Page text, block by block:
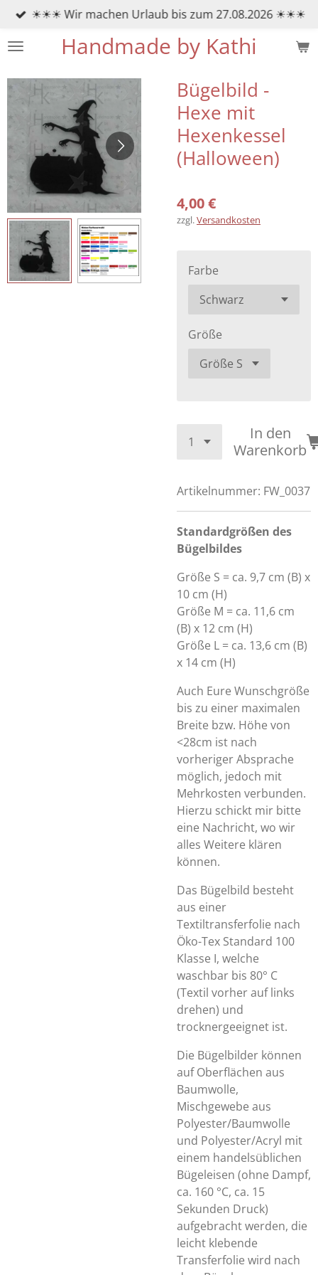
Zum
springen
Handmade by Kathi
☀☀☀ Wir machen Urlaub bis zum 27.08.2026 ☀☀☀
Bügelbild -
Hexe mit
Hexenkessel
(Halloween)
4,00 €
zzgl.Versandkosten
Farbe
Größe
In den
Warenkorb
Artikelnummer: FW_0037
Standardgrößen des
Bügelbildes
Größe S = ca. 9,7 cm (B) x
10 cm (H)
Größe M = ca. 11,6 cm
(B) x 12 cm (H)
Größe L = ca. 13,6 cm (B)
x 14 cm (H)
Auch Eure Wunschgröße
bis zu einer maximalen
Breite bzw. Höhe von
<28cm ist nach
vorheriger Absprache
möglich, jedoch mit
Mehrkosten verbunden.
Hierzu schickt mir bitte
eine Nachricht, wo wir
alles Weitere klären
können.
Das Bügelbild besteht
aus einer
Textiltransferfolie nach
Öko-Tex Standard 100
Klasse I, welche
waschbar bis 80° C
(Textil vorher auf links
drehen) und
trocknergeeignet ist.
Die Bügelbilder können
auf Oberflächen aus
Baumwolle,
Mischgewebe aus
Polyester/Baumwolle
und Polyester/Acryl mit
einem handelsüblichen
Bügeleisen (ohne Dampf,
ca. 160 °C, ca. 15
Sekunden Druck)
aufgebracht werden, die
leicht klebende
Transferfolie wird nach